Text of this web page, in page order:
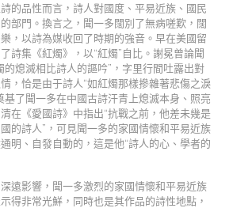
的品性而言，詩人對國度、平易近族、國民
部門。換言之，聞一多闊別了無病嗟歎，闊
，以詩為媒收回了時期的強音。早在美國留
詩集《紅燭》，以“紅燭”自比。謝冕曾論聞
的熄滅相比詩人的謳吟”，字里行間吐露出對
，恰是由于詩人“如紅燭那樣摻雜著悲傷之淚
基了聞一多在中國古詩汗青上熄滅本身、照亮
在《愛國詩》中指出“抗戰之前，他差未幾是
的詩人”，可見聞一多的家國情懷和平易近族
明、自發自動的，這是他“詩人的心、學者的
遠影響，聞一多激烈的家國情懷和平易近族
得非常光鮮，同時也是其作品的詩性地點，